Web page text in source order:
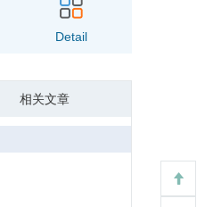
Detail
相关文章